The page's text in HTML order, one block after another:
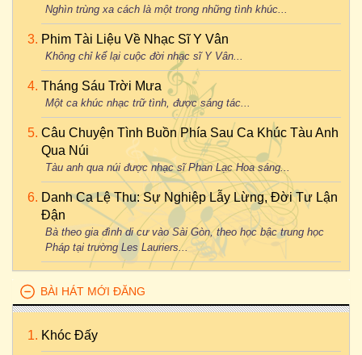
Nghìn trùng xa cách là một trong những tình khúc...
Phim Tài Liệu Về Nhạc Sĩ Y Vân
Không chỉ kể lại cuộc đời nhạc sĩ Y Vân...
Tháng Sáu Trời Mưa
Một ca khúc nhạc trữ tình, được sáng tác...
Câu Chuyện Tình Buồn Phía Sau Ca Khúc Tàu Anh
Qua Núi
Tàu anh qua núi được nhạc sĩ Phan Lạc Hoa sáng...
Danh Ca Lệ Thu: Sự Nghiệp Lẫy Lừng, Đời Tư Lận
Đận
Bà theo gia đình di cư vào Sài Gòn, theo học bậc trung học
Pháp tại trường Les Lauriers...
BÀI HÁT MỚI ĐĂNG
Khóc Đấy